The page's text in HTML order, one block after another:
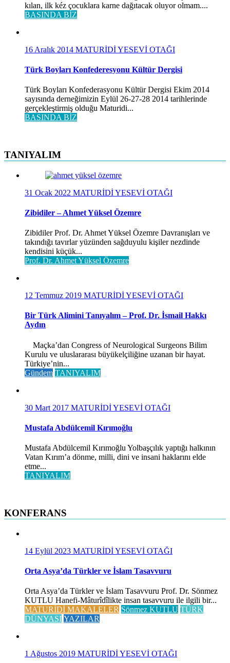
kılan, ilk kéz çocuklara karne dağıtacak oluyor olmam....
BASINDA BİZ
16 Aralık 2014 MATURİDİ YESEVİ OTAĞI
Türk Boyları Konfederesyonu Kültür Dergisi
Türk Boyları Konfederasyonu Kültür Dergisi Ekim 2014
sayısında derneğimizin Eylül 26-27-28 2014 tarihlerinde
gerçekleştirmiş olduğu Maturidi...
BASINDA BİZ
TANIYALIM
31 Ocak 2022 MATURİDİ YESEVİ OTAĞI
Zibidiler – Ahmet Yüksel Özemre
Zibidiler Prof. Dr. Ahmet Yüksel Özemre Davranışları ve
takındığı tavırlar yüzünden sağduyulu kişiler nezdinde
kendisini küçük...
Prof. Dr. Ahmet Yüksel Özemre
12 Temmuz 2019 MATURİDİ YESEVİ OTAĞI
Bir Türk Alimini Tanıyalım – Prof. Dr. İsmail Hakkı
Aydın
Maçka’dan Congress of Neurological Surgeons Bilim
Kurulu ve uluslararası büyükelçiliğine uzanan bir hayat.
Türkiye’nin...
Gündem TANIYALIM
30 Mart 2017 MATURİDİ YESEVİ OTAĞI
Mustafa Abdülcemil Kırımoğlu
Mustafa Abdülcemil Kırımoğlu Yolbaşçılık yaptığı halkının
Vatan Kırım’a dönme, milli, dini ve insani haklarını elde
etme...
TANIYALIM
KONFERANS
14 Eylül 2023 MATURİDİ YESEVİ OTAĞI
Orta Asya’da Türkler ve İslam Tasavvuru
Orta Asya’da Türkler ve İslam Tasavvuru Prof. Dr. Sönmez
KUTLU Hanefi-Mâturîdîlikte insan tasavvuru ile ilgili bir...
MATURİDİ MAKALELER Sönmez KUTLU TÜRK
DÜNYASI YAZILAR
1 Ağustos 2019 MATURİDİ YESEVİ OTAĞI